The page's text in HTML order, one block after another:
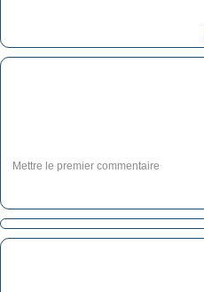
Mettre le premier commentaire